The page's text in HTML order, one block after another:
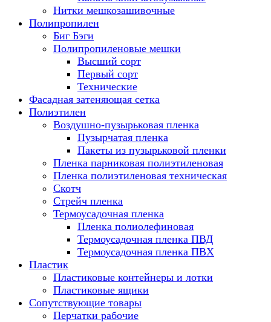
Нитки мешкозашивочные
Полипропилен
Биг Бэги
Полипропиленовые мешки
Высший сорт
Первый сорт
Технические
Фасадная затеняющая сетка
Полиэтилен
Воздушно-пузырьковая пленка
Пузырчатая пленка
Пакеты из пузырьковой пленки
Пленка парниковая полиэтиленовая
Пленка полиэтиленовая техническая
Скотч
Стрейч пленка
Термоусадочная пленка
Пленка полиолефиновая
Термоусадочная пленка ПВД
Термоусадочная пленка ПВХ
Пластик
Пластиковые контейнеры и лотки
Пластиковые ящики
Сопутствующие товары
Перчатки рабочие